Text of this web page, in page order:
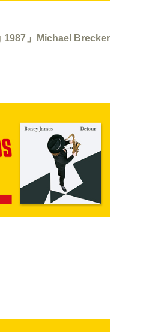
1987」Michael Brecker